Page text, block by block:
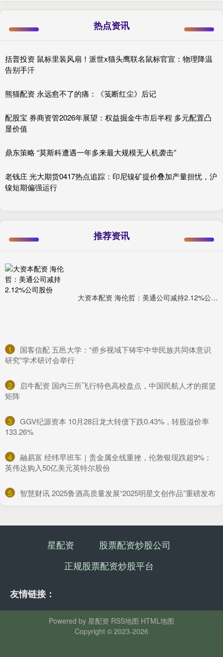
热点资讯
括普投资 鼠标里装风扇！派世x猫头鹰联名鼠标官宣：物理降温
告别手汗
熊猫配资 永远愈不了的痛：《笺断红尘》后记
配股宝 券商资管2026年展望：权益掘金牛市后半程 多元配置凸
显价值
鼎东策略 “莫斯科遭遇一年多来最大规模无人机袭击”
老钱庄 光大期货0417热点追踪：印尼镍矿提价叠加产量担忧，沪
镍短期偏强运行
推荐资讯
大资本配资 海伦哲：美通公司减持2.12%公司股份
1
​国客信配 五邑大学：“侨乡视域下铸牢中华民族共同体意识
研究”学术研讨会举行
2
​启牛配资 国内三所飞行特色高校盘点，中国民航人才的摇篮
矩阵
3
​GGV纪源资本 10月28日龙大转债下跌0.43%，转股溢价率
133.26%
4
​融易富 经纬早班车｜贵金属全线重挫，伦敦银现跌超9%；
英伟达购入50亿美元英特尔股份
5 ​智慧财讯 2025鲁酒高质量发展“2025明星文创作品”重磅发布
星配资
股票配资炒股公司
正规股票配资炒股平台
友情链接：
Powered by 星配资 RSS地图 HTML地图
Copyright © 2023-2026